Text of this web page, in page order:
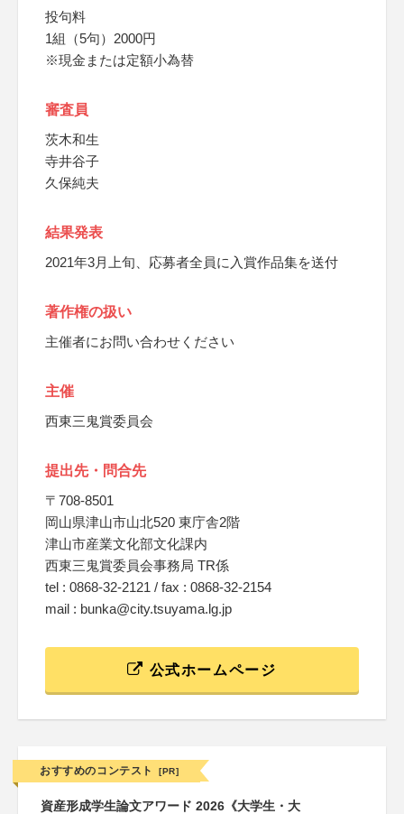
投句料
1組（5句）2000円
※現金または定額小為替
審査員
茨木和生
寺井谷子
久保純夫
結果発表
2021年3月上旬、応募者全員に入賞作品集を送付
著作権の扱い
主催者にお問い合わせください
主催
西東三鬼賞委員会
提出先・問合先
〒708-8501
岡山県津山市山北520 東庁舎2階
津山市産業文化部文化課内
西東三鬼賞委員会事務局 TR係
tel : 0868-32-2121 / fax : 0868-32-2154
mail : bunka@city.tsuyama.lg.jp
公式ホームページ
おすすめのコンテスト [PR]
資産形成学生論文アワード 2026《大学生・大